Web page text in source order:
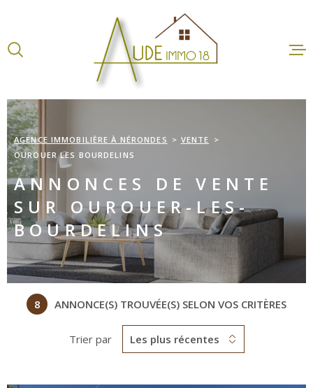
recherche
menu
principal
contenu
AGENCE
AGENCE IMMOBILIÈRE À NÉRONDES
VENTE
OUROUER LES BOURDELINS
ANNONCES DE VENTE
SUR OUROUER-LES-
BOURDELINS
8 ANNONCE(S) TROUVÉE(S) SELON VOS CRITÈRES
Trier par Les plus récentes